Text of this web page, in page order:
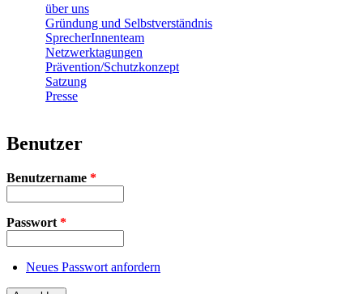
über uns
Gründung und Selbstverständnis
SprecherInnenteam
Netzwerktagungen
Prävention/Schutzkonzept
Satzung
Presse
Benutzer
Benutzername *
Passwort *
Neues Passwort anfordern